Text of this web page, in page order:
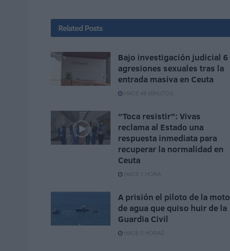
Related Posts
Bajo investigación judicial 6
agresiones sexuales tras la
entrada masiva en Ceuta
HACE 48 MINUTOS
“Toca resistir”: Vivas
reclama al Estado una
respuesta inmediata para
recuperar la normalidad en
Ceuta
HACE 1 HORA
A prisión el piloto de la moto
de agua que quiso huir de la
Guardia Civil
HACE 2 HORAS